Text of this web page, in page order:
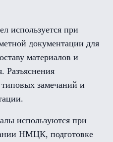
используется при
документации для
материалов и
Разъяснения
замечаний и
используются при
НМЦК, подготовке